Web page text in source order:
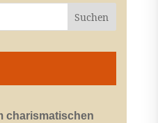
charismatischen